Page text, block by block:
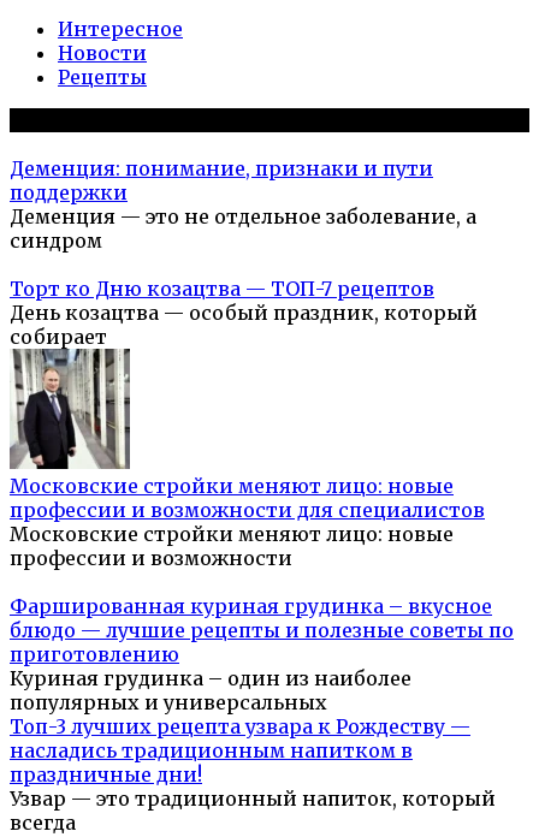
Интересное
Новости
Рецепты
Деменция: понимание, признаки и пути
поддержки
Деменция — это не отдельное заболевание, а
синдром
Торт ко Дню козацтва — ТОП-7 рецептов
День козацтва — особый праздник, который
собирает
Московские стройки меняют лицо: новые
профессии и возможности для специалистов
Московские стройки меняют лицо: новые
профессии и возможности
Фаршированная куриная грудинка – вкусное
блюдо — лучшие рецепты и полезные советы по
приготовлению
Куриная грудинка – один из наиболее
популярных и универсальных
Топ-3 лучших рецепта узвара к Рождеству —
насладись традиционным напитком в
праздничные дни!
Узвар — это традиционный напиток, который
всегда